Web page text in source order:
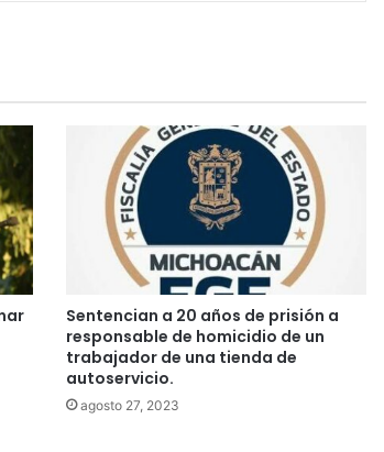
Sentencian a 20 años de prisión a
responsable de homicidio de un
trabajador de una tienda de
autoservicio.
agosto 27, 2023